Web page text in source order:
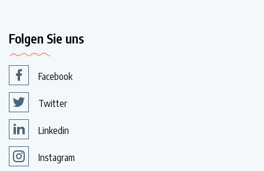
Folgen Sie uns
Facebook
Twitter
Linkedin
Instagram